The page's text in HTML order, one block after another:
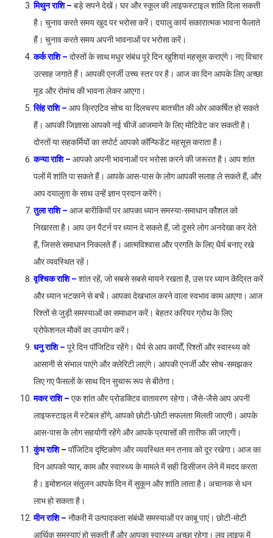
मिथुन राशि – बड़े सपने देखें। घर और स्कूल की लाइफस्टाइल शांति दिला सकती
है। चुनाव करते समय खुद पर भरोसा करें। दयालु कार्य सकारात्मक भावना फैलाते
हैं। चुनाव करते समय अपनी भावनाओं पर भरोसा करें।
कर्क राशि – दोस्तों के साथ मधुर संबंध पूरे दिन खुशियां महसूस कराएंगे। नए विचार
उत्साह जगाते हैं। आपकी एनर्जी उच्च स्तर पर है। आज का दिन आपके लिए अच्छा
मूड और रोमांच की भावना लेकर आएगा।
सिंह राशि – आप क्रिएटिव सोच या दिलचस्प बातचीत की ओर आकर्षित हो सकते
हैं। आपकी जिज्ञासा आपको नई चीजें आजमाने के लिए मोटिवेट कर सकती है।
दोस्तों या सहकर्मियों का सपोर्ट आपको कॉन्फिडेंट महसूस कराता है।
कन्या राशि – आपको अपनी भावनाओं पर भरोसा करने की जरूरत है। आप शांत
पलों में शांति पा सकते हैं। आपके आस-पास के लोग आपकी सलाह ले सकते हैं, और
आप दयालुता के साथ उन्हें ज्ञान प्रदान करेंगे।
तुला राशि – आज बारीकियों पर आपका ध्यान समस्या-समाधान कौशल को
निखारता है। आप उन पैटर्न पर ध्यान दे सकते हैं, जो दूसरे लोग अनदेखा कर देते
हैं, जिससे समाधान निकलते हैं। आत्मविश्वास और प्रगति के लिए धैर्य बनाए रखे
और व्यवस्थित रहें।
वृश्चिक राशि – शांत रहें, जो सबसे सबसे मायने रखता है, उस पर ध्यान केंद्रित करें
और ध्यान भटकाने से बचें। आपका देखभाल करने वाला स्वभाव काम आएगा। आज
रिश्तों से जुड़ी समस्याओं का समाधान करें। बेहतर करियर ग्रोथ के लिए
प्रोफेशनल मौकों का उपयोग करें।
धनु राशि – पूरे दिन पॉजिटिव रहेंगे। धैर्य से आप कार्यों, रिश्तों और स्वास्थ्य को
आसानी से संभाल पाएंगे और क्लेरिटी लाएंगे। आपकी एनर्जी और सोच-समझकर
लिए गए फैसलों के साथ दिन सुचारू रूप से बीतेगा।
मकर राशि – एक शांत और प्रोडक्टिव वातावरण रहेगा। जैसे-जैसे आप अपनी
लाइफस्टाइल में स्टेबल होंगे, आपको छोटी-छोटी सफलता मिलती जाएगी। आपके
आस-पास के लोग सहयोगी रहेंगे और आपके प्रयासों की तारीफ की जाएगी।
कुंभ राशि – पॉजिटिव दृष्टिकोण और व्यवस्थित मन तनाव को दूर रखेगा। आज का
दिन आपको प्यार, काम और स्वास्थ्य के मामले में सही डिसीजन लेने में मदद करता
है। इमोशनल संतुलन आपके दिन में सुकून और शांति लाता है। अचानक से धन
लाभ हो सकता है।
मीन राशि – नौकरी में उत्पादकता संबंधी समस्याओं पर काबू पाएं। छोटी-मोटी
आर्थिक समस्याएं हो सकती हैं और आपका स्वास्थ्य अच्छा रहेगा। लव लाइफ में